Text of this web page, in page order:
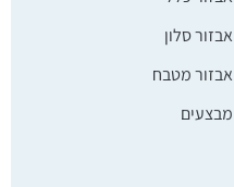
אבזור סלון
אבזור מטבח
מבצעים